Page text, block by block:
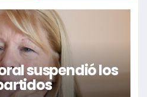
suspendió los